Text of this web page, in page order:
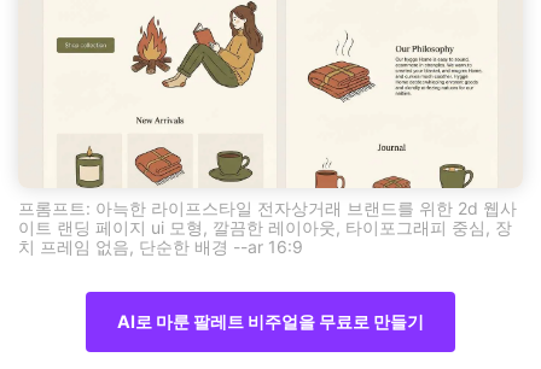
프롬프트: 아늑한 라이프스타일 전자상거래 브랜드를 위한 2d 웹사
이트 랜딩 페이지 ui 모형, 깔끔한 레이아웃, 타이포그래피 중심, 장
치 프레임 없음, 단순한 배경 --ar 16:9
AI로 마룬 팔레트 비주얼을 무료로 만들기